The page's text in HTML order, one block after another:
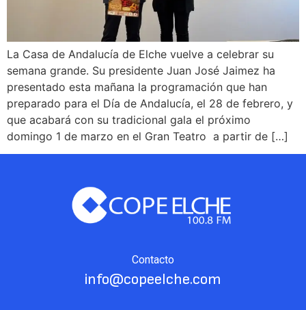
La Casa de Andalucía de Elche vuelve a celebrar su
semana grande. Su presidente Juan José Jaimez ha
presentado esta mañana la programación que han
preparado para el Día de Andalucía, el 28 de febrero, y
que acabará con su tradicional gala el próximo
domingo 1 de marzo en el Gran Teatro a partir de […]
Contacto
info@copeelche.com